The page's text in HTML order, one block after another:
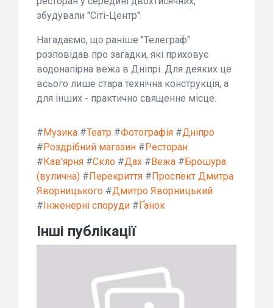
збудували "Сіті-Центр".
Нагадаємо, що раніше "Телеграф"
розповідав про загадки, які приховує
водонапірна вежа в Дніпрі. Для деяких це
всього лише стара технічна конструкція, а
для інших - практично священне місце.
# Музика #Театр #Фотографія #Дніпро
# Роздрібний магазин # Ресторан
# Кав'ярня #Скло #Дах # Вежа # Брошура
(вулична) # Перекриття # Проспект Дмитра
Яворницького #Дмитро Яворницький
# Інженерні споруди # Ґанок
Інші публікації